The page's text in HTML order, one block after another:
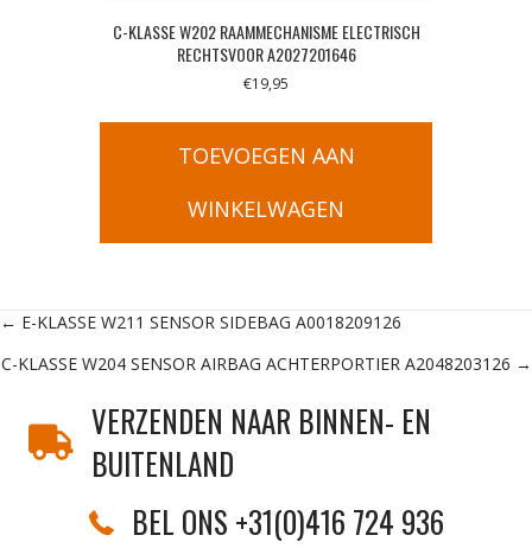
C-KLASSE W202 RAAMMECHANISME ELECTRISCH
RECHTSVOOR A2027201646
€19,95
TOEVOEGEN AAN
WINKELWAGEN
Posts
navigation
← E-KLASSE W211 SENSOR SIDEBAG A0018209126
C-KLASSE W204 SENSOR AIRBAG ACHTERPORTIER A2048203126 →
VERZENDEN NAAR BINNEN- EN
BUITENLAND
BEL ONS +31(0)416 724 936